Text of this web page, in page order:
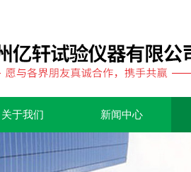
关于我们 新闻中心